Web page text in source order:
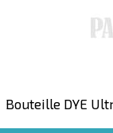
Bouteille DYE